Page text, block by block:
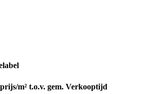
m² t.o.v. gem. Verkooptijd